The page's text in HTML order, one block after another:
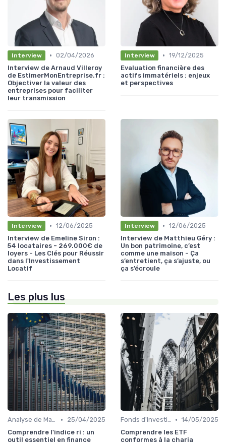
Interview • 02/04/2026
Interview de Arnaud Villeroy
de EstimerMonEntreprise.fr :
Objectiver la valeur des
entreprises pour faciliter
leur transmission
Interview • 19/12/2025
Evaluation financière des
actifs immatériels : enjeux
et perspectives
Interview • 12/06/2025
Interview de Emeline Siron :
54 locataires - 269.000€ de
loyers - Les Clés pour Réussir
dans l'Investissement
Locatif
Interview • 12/06/2025
Interview de Matthieu Géry :
Un bon patrimoine, c’est
comme une maison - Ça
s’entretient, ça s’ajuste, ou
ça s’écroule
Les plus lus
Analyse de Marché et Prévisions •
25/04/2025
Comprendre l'indice ri : un
outil essentiel en finance
Fonds d'Investissement et ETF • 14/05/2025
Comprendre les ETF
conformes à la charia